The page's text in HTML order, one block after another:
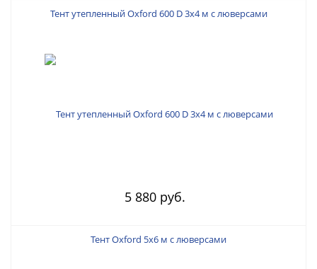
Тент утепленный Oxford 600 D 3х4 м с люверсами
5 880 руб.
Тент Oxford 5х6 м с люверсами